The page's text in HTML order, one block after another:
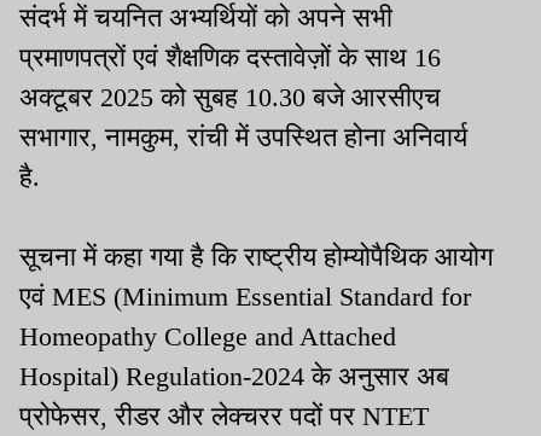
संदर्भ में चयनित अभ्यर्थियों को अपने सभी
प्रमाणपत्रों एवं शैक्षणिक दस्तावेज़ों के साथ 16
अक्टूबर 2025 को सुबह 10.30 बजे आरसीएच
सभागार, नामकुम, रांची में उपस्थित होना अनिवार्य
है.
सूचना में कहा गया है कि राष्ट्रीय होम्योपैथिक आयोग
एवं MES (Minimum Essential Standard for
Homeopathy College and Attached
Hospital) Regulation-2024 के अनुसार अब
प्रोफेसर, रीडर और लेक्चरर पदों पर NTET